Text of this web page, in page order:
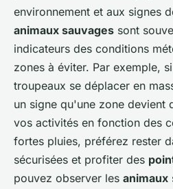
environnement et aux signes
animaux sauvages sont
indicateurs des conditions
zones à éviter. Par exemple,
troupeaux se déplacer en
un signe qu'une zone devient
vos activités en fonction des
fortes pluies, préférez rester
sécurisées et profiter des
pouvez observer les animaux